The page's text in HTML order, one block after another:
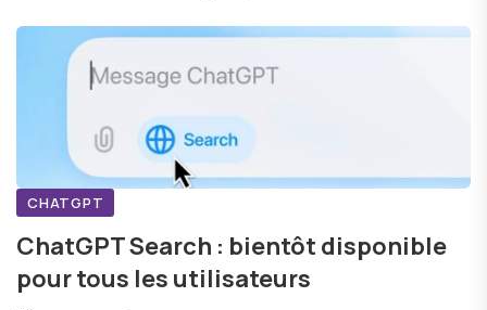
CHATGPT
ChatGPT Search : bientôt disponible
pour tous les utilisateurs